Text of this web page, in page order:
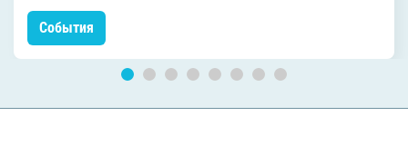
События